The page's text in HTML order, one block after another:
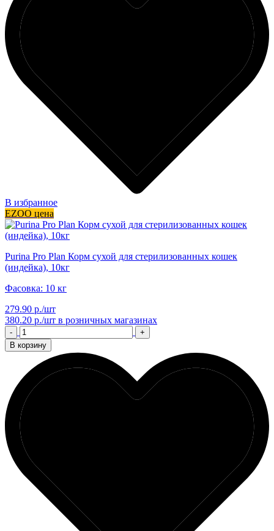
В избранное
EZOO цена
Purina Pro Plan Корм сухой для стерилизованных кошек
(индейка), 10кг
Фасовка: 10 кг
279.90 р./шт
380.20 р./шт в розничных магазинах
-
+
В корзину